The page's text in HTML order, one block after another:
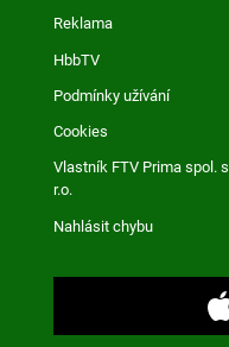
Reklama
HbbTV
Podmínky užívání
Cookies
Vlastník FTV Prima spol. s
r.o.
Nahlásit chybu